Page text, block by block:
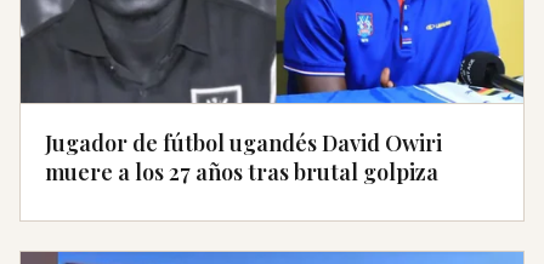
Jugador de fútbol ugandés David Owiri
muere a los 27 años tras brutal golpiza